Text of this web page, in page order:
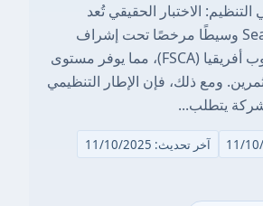
الاختبار الحقيقي تُعد
Seacrest Markets وسيطًا مرخصًا تحت إشراف
الهيئة المالية لجنوب أفريقيا (FSCA)، مما يوفر مستوى
ومع ذلك، فإن الإطار التنظيمي
يتطلب...
آخر تحديث: 11/10/2025